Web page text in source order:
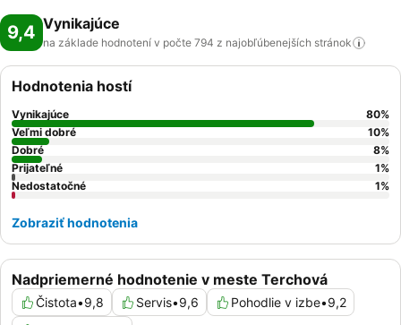
9,4 Vynikajúce
na základe hodnotení v počte 794 z najobľúbenejších stránok
Nadpriemerné hodnotenie v meste Terchová
Čistota•9,8 Servis•9,6 Pohodlie v izbe•9,2
Hodnotenia hostí
Vynikajúce 80%
Veľmi dobré
10%
Dobré
8%
Prijateľné
1%
Nedostatočné
1%
Zobraziť hodnotenia